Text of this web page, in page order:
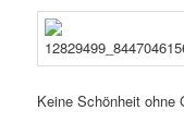
Keine Schönheit ohne